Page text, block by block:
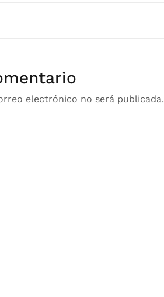
electrónico no será publicada.